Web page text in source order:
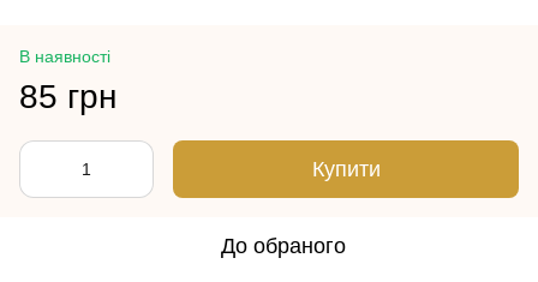
В наявності
85 грн
Купити
До обраного